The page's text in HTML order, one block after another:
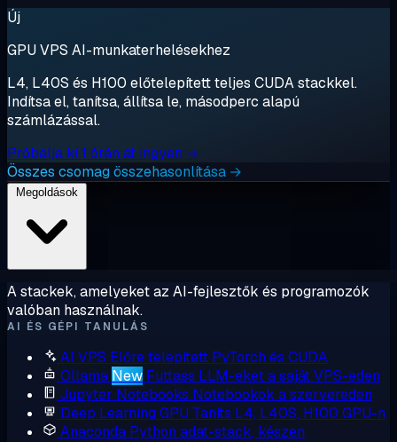
Új
GPU VPS AI-munkaterhelésekhez
L4, L40S és H100 előtelepített teljes CUDA stackkel.
Indítsa el, tanítsa, állítsa le, másodperc alapú
számlázással.
Próbálja ki 1 órán át ingyen →
Összes csomag összehasonlítása →
A stackek, amelyeket az AI-fejlesztők és programozók
valóban használnak.
AI ÉS GÉPI TANULÁS
AI VPS Előre telepített PyTorch és CUDA
Ollama New Futtass LLM-eket a saját VPS-eden
Jupyter Notebooks Notebookok a szervereden
Deep Learning GPU Taníts L4, L40S, H100 GPU-n
Anaconda Python adat-stack, készen